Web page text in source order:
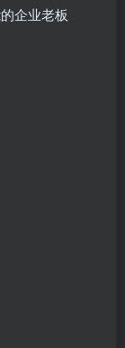
企业老板